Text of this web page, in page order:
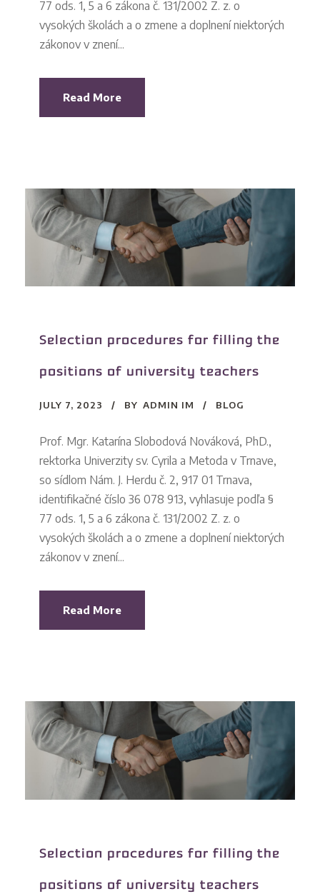
77 ods. 1, 5 a 6 zákona č. 131/2002 Z. z. o
vysokých školách a o zmene a doplnení niektorých
zákonov v znení...
Read More
Selection procedures for filling the
positions of university teachers
JULY 7, 2023 BY ADMIN IM BLOG
Prof. Mgr. Katarína Slobodová Nováková, PhD.,
rektorka Univerzity sv. Cyrila a Metoda v Trnave,
so sídlom Nám. J. Herdu č. 2, 917 01 Trnava,
identifikačné číslo 36 078 913, vyhlasuje podľa §
77 ods. 1, 5 a 6 zákona č. 131/2002 Z. z. o
vysokých školách a o zmene a doplnení niektorých
zákonov v znení...
Read More
Selection procedures for filling the
positions of university teachers